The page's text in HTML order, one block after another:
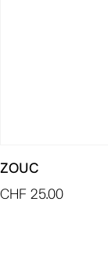
ZOUC
CHF 25.00